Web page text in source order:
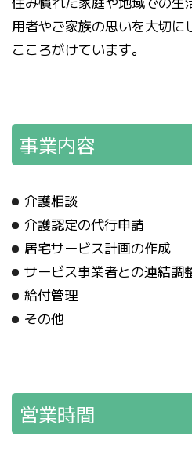
用者やご家族の思いを大切に
こころがけています。
事業内容
介護相談
介護認定の代行申請
居宅サービス計画の作成
サービス事業者との連結調
給付管理
その他
営業時間